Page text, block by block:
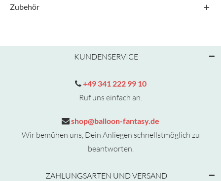
Zubehör
KUNDENSERVICE
+49 341 222 99 10
Ruf uns einfach an.
shop@balloon-fantasy.de
Wir bemühen uns, Dein Anliegen schnellstmöglich zu
beantworten.
ZAHLUNGSARTEN UND VERSAND